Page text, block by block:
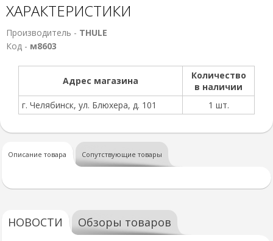
ХАРАКТЕРИСТИКИ
Производитель - THULE
Код - м8603
Адрес магазина
Количество
в наличии
г. Челябинск, ул. Блюхера, д. 101
1 шт.
Описание товара Сопутствующие товары
НОВОСТИ Обзоры товаров